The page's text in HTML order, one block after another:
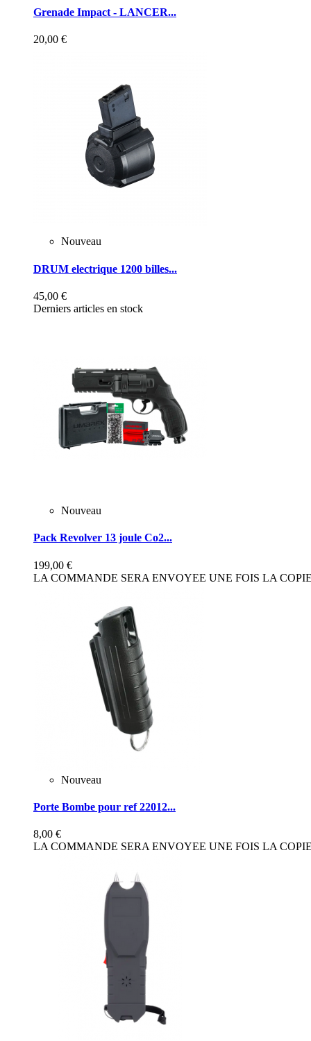
Grenade Impact - LANCER...
20,00 €
Nouveau
DRUM electrique 1200 billes...
45,00 €
Derniers articles en stock
Nouveau
Pack Revolver 13 joule Co2...
199,00 €
LA COMMANDE SERA ENVOYEE UNE FOIS LA
Nouveau
Porte Bombe pour ref 22012...
8,00 €
LA COMMANDE SERA ENVOYEE UNE FOIS LA